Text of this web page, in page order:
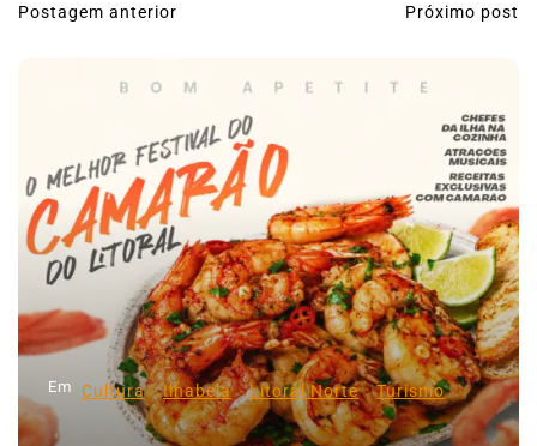
N
g
a
ç
o
d
e
P
Postagem anterior Próximo post
Em Cultura Ilhabela Litoral Norte Turismo